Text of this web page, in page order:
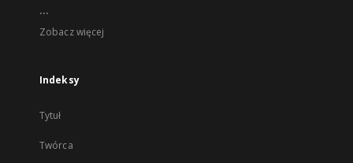
...
Zobacz więcej
Indeksy
Tytuł
Twórca